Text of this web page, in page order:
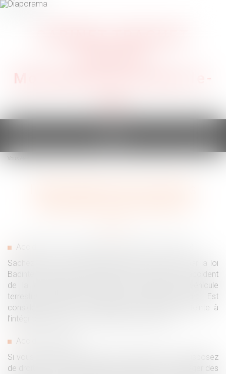
Montpellier & Prades-le-
Vous êtes ici :
Accident de la circulation (ou accident de la route)
Sachez qu’un « droit à indemnisation » est prévu par la loi
Badinter du 5 juillet 1985 pour toute victime d’un accident
de la circulation dans lequel est impliqué un véhicule
terrestre à moteur, qu’il soit ou non en mouvement. Est
considéré comme un dommage corporel une atteinte à
l’intégrité physique ou psychique de la personne…
Accident médical
Si vous êtes victime d’une erreur médicale vous disposez
de droits pour obtenir réparation. Mais avant d’engager des